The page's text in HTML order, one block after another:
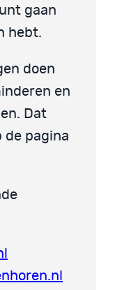
gaan
hebt.
doen
en
Dat
de pagina